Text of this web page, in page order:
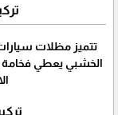
تتميز مظلات
الخشبي يعطي فخامة